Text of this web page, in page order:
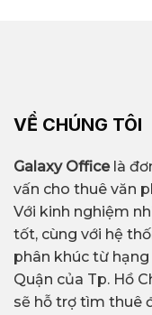
VỀ CHÚNG TÔI
Galaxy Officelà
vấn cho thuê văn
Với kinh nghiệm
tốt, cùng với hệ
phân khúc từ
Quận của Tp. Hồ
sẽ hỗ trợ tìm thuê